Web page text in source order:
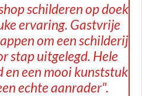
schilderen op doek
ervaring. Gastvrije
om een schilderij
stap uitgelegd. Hele
en een mooi kunststuk
echte aanrader".